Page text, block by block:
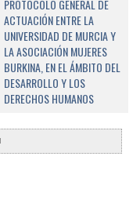
PROTOCOLO GENERAL DE
ACTUACIÓN ENTRE LA
UNIVERSIDAD DE MURCIA Y
LA ASOCIACIÓN MUJERES
BURKINA, EN EL ÁMBITO DEL
DESARROLLO Y LOS
DERECHOS HUMANOS